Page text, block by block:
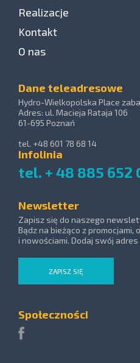
Realizacje
Kontakt
O nas
Dane teleadresowe
Hydro-Wielkopolska Place
Adres: ul. Macieja Rataja 106
61-695 Poznań
tel. +48 601 78 68 14
Infolinia
tel. + 48 885 652
Newsletter
Zapisz się do naszego
Bądz na bieżąco z promocjami,
i nowościami. Dodaj swój adres
ZAPISZ SIĘ
Społeczności